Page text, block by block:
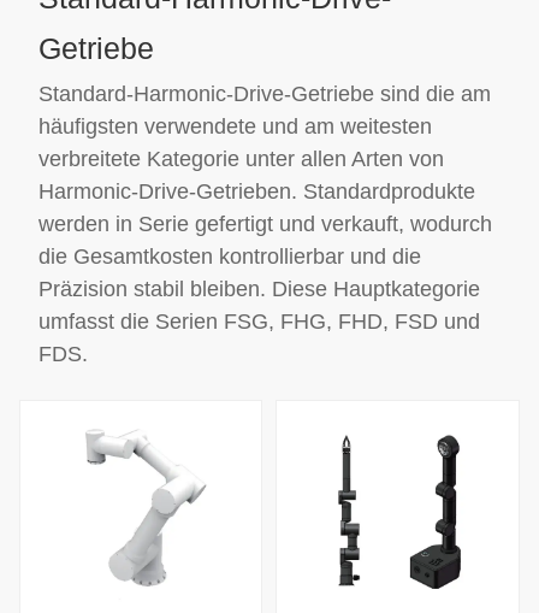
Getriebe
Standard-Harmonic-Drive-Getriebe sind die am
häufigsten verwendete und am weitesten
verbreitete Kategorie unter allen Arten von
Harmonic-Drive-Getrieben. Standardprodukte
werden in Serie gefertigt und verkauft, wodurch
die Gesamtkosten kontrollierbar und die
Präzision stabil bleiben. Diese Hauptkategorie
umfasst die Serien FSG, FHG, FHD, FSD und
FDS.